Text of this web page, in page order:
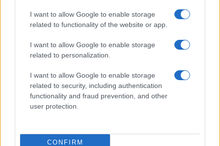
I want to allow Google to enable storage
related to functionality of the website or app.
I want to allow Google to enable storage
related to personalization.
I want to allow Google to enable storage
related to security, including authentication
functionality and fraud prevention, and other
user protection.
CONFIRM
Audio Zaniolo, la ragazza coinvolta fa chiarezza sulle
ULTIME NOTIZIE